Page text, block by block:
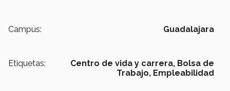
Campus: Guadalajara
Etiquetas: Centro de vida y carrera, Bolsa de
Trabajo, Empleabilidad